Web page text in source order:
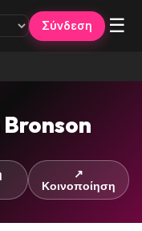
Σύνδεση ☰
↗
Κοινοποίηση